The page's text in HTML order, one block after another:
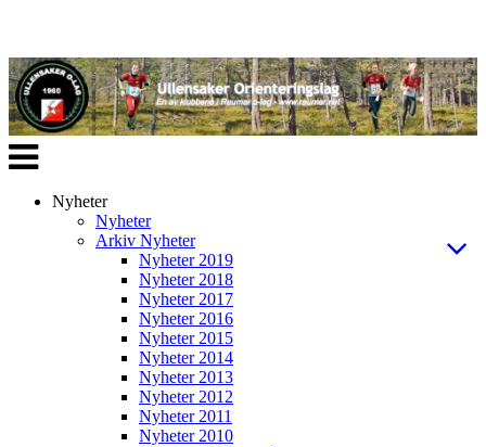
Veksle
navigasjon
Nyheter
Nyheter
Arkiv Nyheter
Nyheter 2019
Nyheter 2018
Nyheter 2017
Nyheter 2016
Nyheter 2015
Nyheter 2014
Nyheter 2013
Nyheter 2012
Nyheter 2011
Nyheter 2010